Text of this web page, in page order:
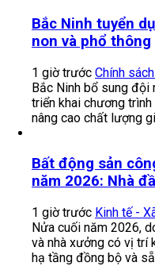
Bắc Ninh tuyển
non và phổ thông
1 giờ trước Chính
Bắc Ninh bổ sung đội
triển khai chương
nâng cao chất lượng
Bất động sản
năm 2026: Nhà
1 giờ trước Kinh tế -
Nửa cuối năm 2026,
và nhà xưởng có vị trí
hạ tầng đồng bộ và